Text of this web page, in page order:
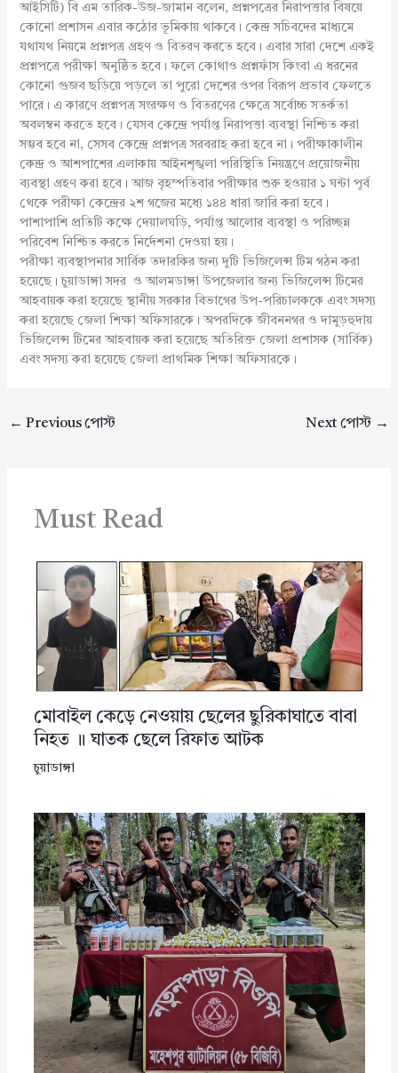
আইসিটি) বি এম তারিক-উজ-জামান বলেন, প্রশ্নপত্রের নিরাপত্তার বিষয়ে
কোনো প্রশাসন এবার কঠোর ভূমিকায় থাকবে। কেন্দ্র সচিবদের মাধ্যমে
যথাযথ নিয়মে প্রশ্নপত্র গ্রহণ ও বিতরণ করতে হবে। এবার সারা দেশে একই
প্রশ্নপত্রে পরীক্ষা অনুষ্ঠিত হবে। ফলে কোথাও প্রশ্নফাঁস কিংবা এ ধরনের
কোনো গুজব ছড়িয়ে পড়লে তা পুরো দেশের ওপর বিরূপ প্রভাব ফেলতে
পারে। এ কারণে প্রশ্নপত্র সংরক্ষণ ও বিতরণের ক্ষেত্রে সর্বোচ্চ সতর্কতা
অবলম্বন করতে হবে। যেসব কেন্দ্রে পর্যাপ্ত নিরাপত্তা ব্যবস্থা নিশ্চিত করা
সম্ভব হবে না, সেসব কেন্দ্রে প্রশ্নপত্র সরবরাহ করা হবে না। পরীক্ষাকালীন
কেন্দ্র ও আশপাশের এলাকায় আইনশৃঙ্খলা পরিস্থিতি নিয়ন্ত্রণে প্রয়োজনীয়
ব্যবস্থা গ্রহণ করা হবে। আজ বৃহস্পতিবার পরীক্ষার শুরু হওয়ার ১ ঘন্টা পূর্ব
থেকে পরীক্ষা কেন্দ্রের ২শ গজের মধ্যে ১৪৪ ধারা জারি করা হবে।
পাশাপাশি প্রতিটি কক্ষে দেয়ালঘড়ি, পর্যাপ্ত আলোর ব্যবস্থা ও পরিচ্ছন্ন
পরিবেশ নিশ্চিত করতে নির্দেশনা দেওয়া হয়।
পরীক্ষা ব্যবস্থাপনার সার্বিক তদারকির জন্য দুটি ভিজিলেন্স টিম গঠন করা
হয়েছে। চুয়াডাঙ্গা সদর ও আলমডাঙ্গা উপজেলার জন্য ভিজিলেন্স টিমের
আহবায়ক করা হয়েছে স্থানীয় সরকার বিভাগের উপ-পরিচালককে এবং সদস্য
করা হয়েছে জেলা শিক্ষা অফিসারকে। অপরদিকে জীবননগর ও দামুড়হুদায়
ভিজিলেন্স টিমের আহবায়ক করা হয়েছে অতিরিক্ত জেলা প্রশাসক (সার্বিক)
এবং সদস্য করা হয়েছে জেলা প্রাথমিক শিক্ষা অফিসারকে।
← Previous পোস্ট Next পোস্ট →
Must Read
মোবাইল কেড়ে নেওয়ায় ছেলের ছুরিকাঘাতে বাবা
নিহত ॥ ঘাতক ছেলে রিফাত আটক
চুয়াডাঙ্গা